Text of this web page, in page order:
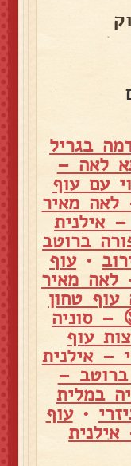
בגריל
לאה –
עם עוף
מאיר
אילנית
ברוטב
•עוף
מאיר
עוף טחון
– סוניה
עוף
– אילנית
–
במלית
•עוף